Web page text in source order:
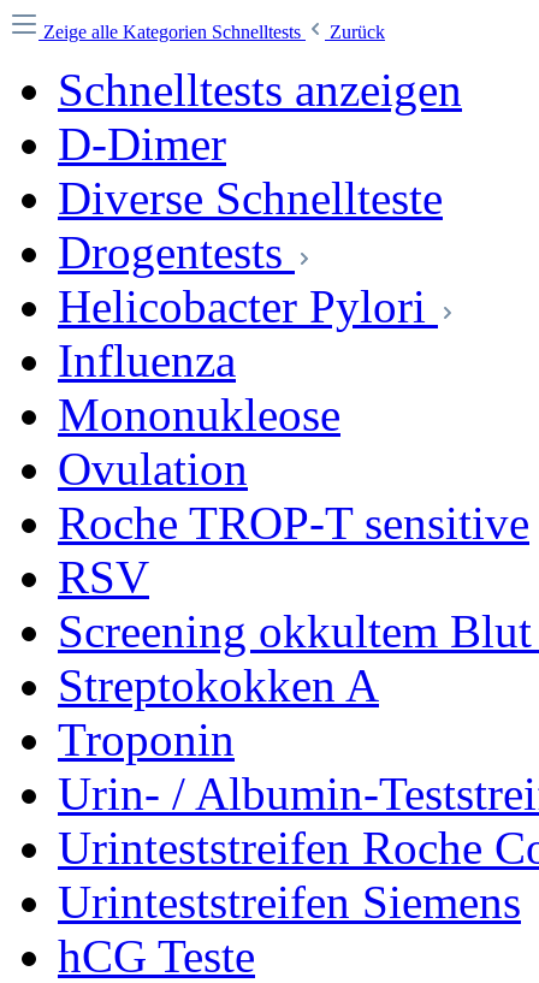
Zeige alle Kategorien Schnelltests Zurück
Schnelltests anzeigen
D-Dimer
Diverse Schnellteste
Drogentests
Helicobacter Pylori
Influenza
Mononukleose
Ovulation
Roche TROP-T sensitive
RSV
Screening okkultem
Streptokokken A
Troponin
Urin- / Albumin-
Urinteststreifen Roche
Urinteststreifen Siemens
hCG Teste